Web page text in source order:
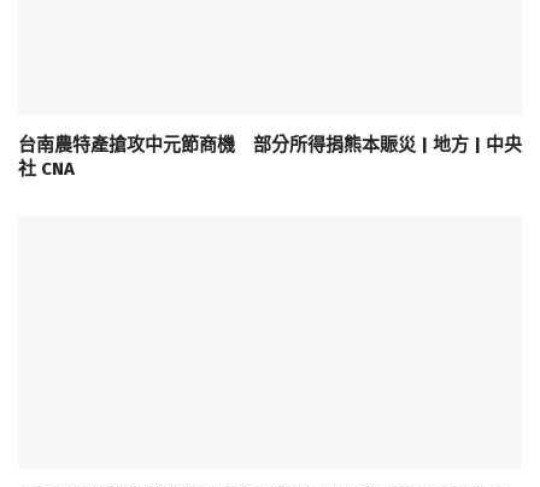
台南農特產搶攻中元節商機 部分所得捐熊本賑災 | 地方 | 中央
社 CNA